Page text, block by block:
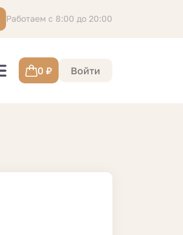
Работаем с 8:00 до 20:00
0₽ Войти